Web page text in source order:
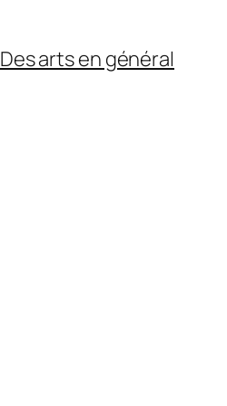
Des arts en général